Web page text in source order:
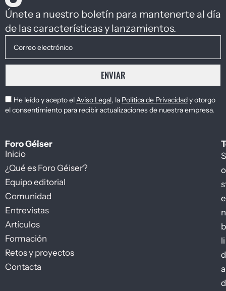
Únete a nuestro boletín para mantenerte al día
de las características y lanzamientos.
He leído y acepto elAviso Legal, la Política de Privacidady otorgo
el consentimiento para recibir actualizaciones de nuestra empresa.
ENVIAR
Foro Géiser
Inicio
¿Qué es Foro Géiser?
Equipo editorial
Comunidad
Entrevistas
Artículos
Formación
Retos y proyectos
Contacta
S
o
e
li
d
a
d